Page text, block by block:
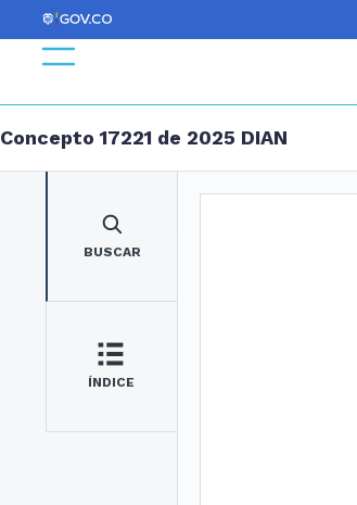
Concepto 17221 de 2025 DIAN
BUSCAR
ÍNDICE